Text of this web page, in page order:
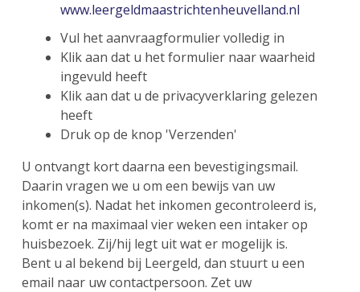
www.leergeldmaastrichtenheuvelland.nl
Vul het aanvraagformulier volledig in
Klik aan dat u het formulier naar waarheid
ingevuld heeft
Klik aan dat u de privacyverklaring gelezen
heeft
Druk op de knop 'Verzenden'
U ontvangt kort daarna een bevestigingsmail.
Daarin vragen we u om een bewijs van uw
inkomen(s). Nadat het inkomen gecontroleerd is,
komt er na maximaal vier weken een intaker op
huisbezoek. Zij/hij legt uit wat er mogelijk is.
Bent u al bekend bij Leergeld, dan stuurt u een
email naar uw contactpersoon. Zet uw